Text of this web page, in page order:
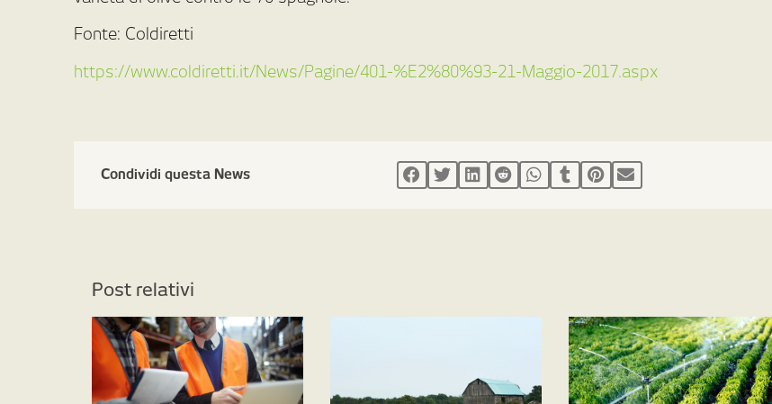
Fonte: Coldiretti
https://www.coldiretti.it/News/Pagine/401-%E2%80%93-21-Maggio-2017.aspx
Condividi questa News
Post relativi